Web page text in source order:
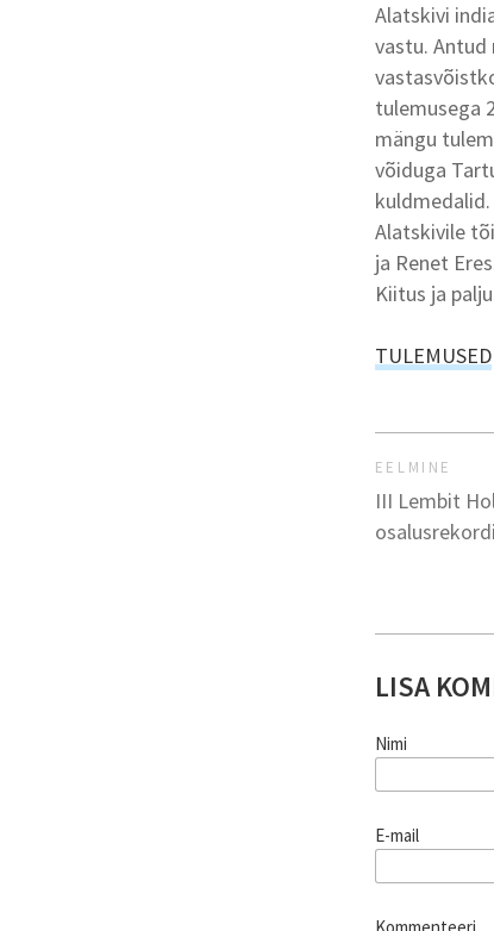
Alatskivi
vastu.
tulemusega
mängu
võiduga
kuldmedalid.
Alatskivile
ja Renet
Kiitus ja
TULEMUSED
EELMINE
III Lembit
LISA
Nimi
E-mail